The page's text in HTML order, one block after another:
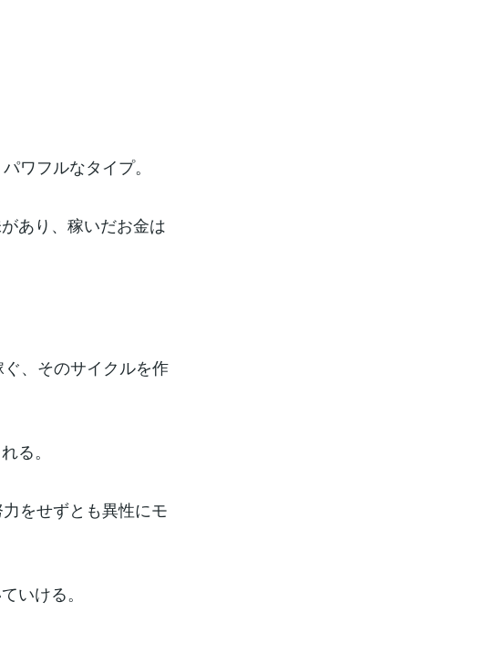
ワフルなタイプ。
あり、稼いだお金は
、そのサイクルを作
る。
をせずとも異性にモ
いける。